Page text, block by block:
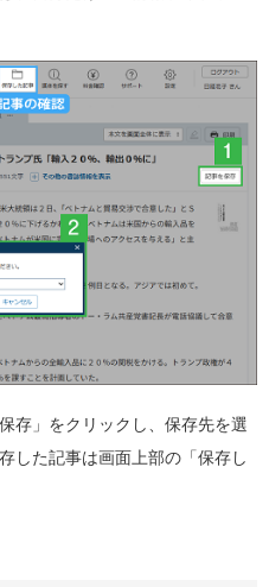
存」をクリックし、保存先を選
した記事は画面上部の「保存し